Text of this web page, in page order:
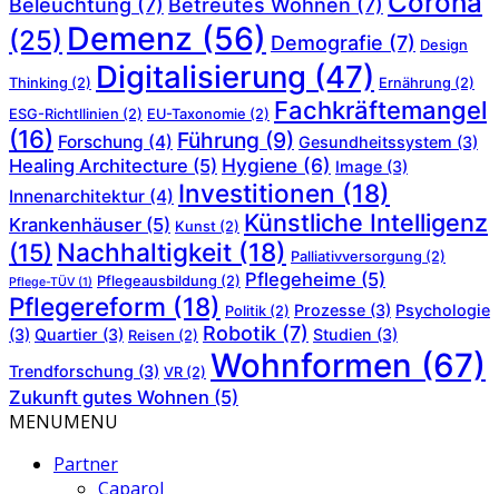
Beleuchtung (7) Betreutes Wohnen (7)
(25) Demenz (56) Demografie (7) Design
Thinking (2) Digitalisierung (47) Ernährung (2)
ESG-Richtllinien (2) EU-Taxonomie (2) Fachkräftemangel
(16) Forschung (4) Führung (9) Gesundheitssystem (3)
Healing Architecture (5) Hygiene (6) Image (3)
Innenarchitektur (4) Investitionen (18)
Krankenhäuser (5) Kunst (2) Künstliche Intelligenz
(15) Nachhaltigkeit (18) Palliativversorgung (2)
Pflege-TÜV (1) Pflegeausbildung (2) Pflegeheime (5)
Pflegereform (18) Politik (2) Prozesse (3) Psychologie
(3) Quartier (3) Reisen (2) Robotik (7) Studien (3)
Trendforschung (3) VR (2) Wohnformen (67)
Zukunft gutes Wohnen (5)
MENUMENU
Partner
Caparol